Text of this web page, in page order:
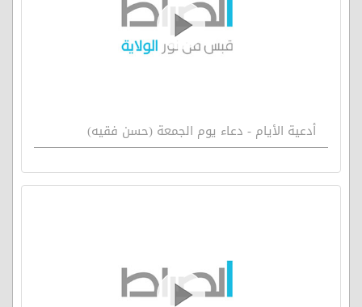
أدعية الأيام - دعاء يوم الجمعة (حسن فقيه)